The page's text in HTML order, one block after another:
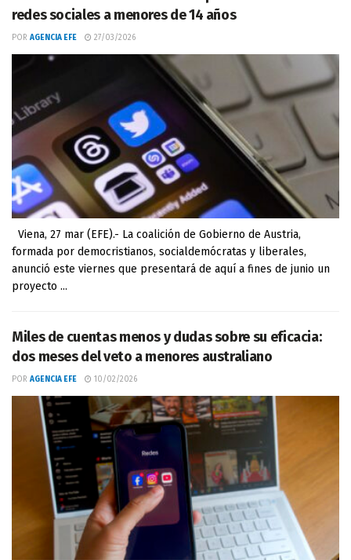
redes sociales a menores de 14 años
POR AGENCIA EFE 27/03/2026
Viena, 27 mar (EFE).- La coalición de Gobierno de Austria,
formada por democristianos, socialdemócratas y liberales,
anunció este viernes que presentará de aquí a fines de junio un
proyecto ...
Miles de cuentas menos y dudas sobre su eficacia:
dos meses del veto a menores australiano
POR AGENCIA EFE 10/02/2026